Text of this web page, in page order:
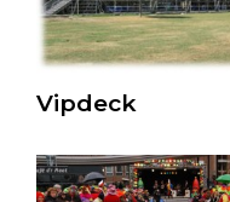
Vipdeck